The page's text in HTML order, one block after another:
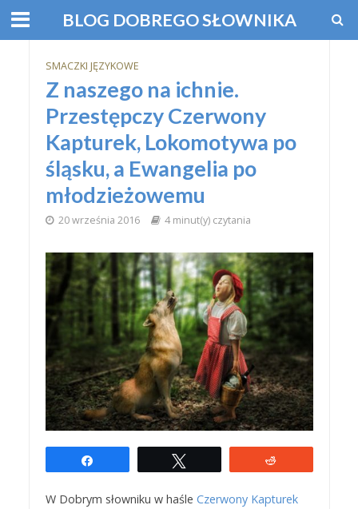
BLOG DOBREGO SŁOWNIKA
SMACZKI JĘZYKOWE
Z naszego na ichnie.
Przestępczy Czerwony
Kapturek, Lokomotywa po
śląsku, a Ewangelia po
młodzieżowemu
20 września 2016 4 minut(y) czytania
W Dobrym słowniku w haśle Czerwony Kapturek